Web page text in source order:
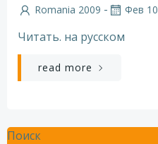
Romania 2009 - Фев 10
Читать. на русском
read more
Поиск